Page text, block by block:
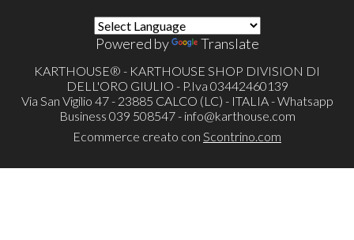
Powered by Translate
KARTHOUSE® - KARTHOUSE SHOP DIVISION DI
DELL'ORO GIULIO - P.Iva 03442460139
Via San Vigilio 47 - 23885 CALCO (LC) - ITALIA - Whatsapp
Business 039 508547 - info@karthouse.com
Ecommerce creato con Scontrino.com